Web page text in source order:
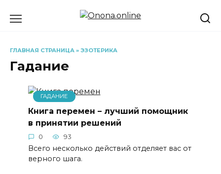
ГЛАВНАЯ СТРАНИЦА » ЭЗОТЕРИКА
Гадание
ГАДАНИЕ
Книга перемен – лучший помощник
в принятии решений
0 93
Всего несколько действий отделяет вас от
верного шага.